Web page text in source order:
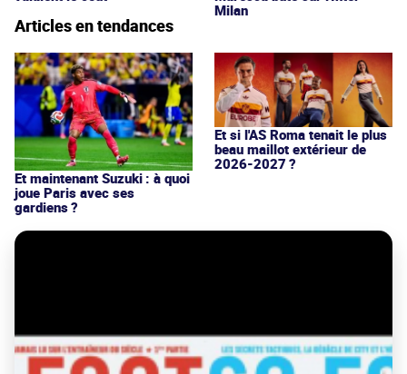
Milan
Articles en tendances
Et maintenant Suzuki : à quoi
joue Paris avec ses
gardiens ?
Et si l'AS Roma tenait le plus
beau maillot extérieur de
2026-2027 ?